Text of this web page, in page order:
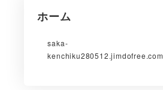
ホーム
saka-
kenchiku280512.jimdofree.com